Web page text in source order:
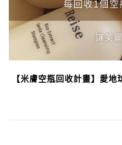
【米膚空瓶回收計畫】愛地